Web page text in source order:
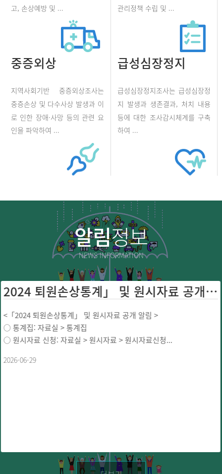
고, 손상예방 및 ...
관리정책 수립 및 ...
중증외상
지역사회기반 중증외상조사는
중증손상 및 다수사상 발생과 이
로 인한 장애·사망 등의 관련 요
인을 파악하여 ...
급성심장정지
급성심장정지조사는 급성심장정
지 발생과 생존결과, 처치 내용
등에 대한 조사감시체계를 구축
하여 ...
알림정보
NEWS INFORMATION
2024 퇴원손상통계」 및 원시자료 공개 ...
<「2024 퇴원손상통계」 및 원시자료 공개 알림 >
○ 통계집: 자료실 > 통계집
○ 원시자료 신청: 자료실 > 원시자료 > 원시자료신청...
2026-06-29